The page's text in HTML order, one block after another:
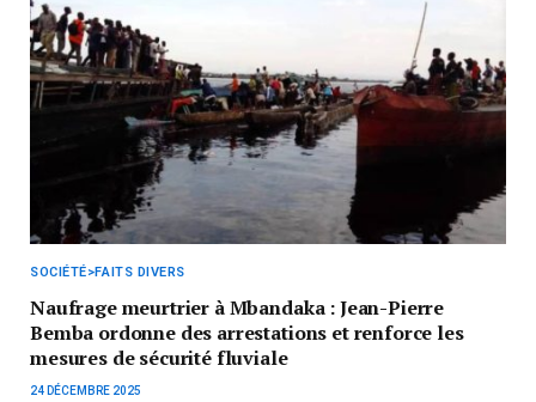
SOCIÉTÉ>FAITS DIVERS
Naufrage meurtrier à Mbandaka : Jean-Pierre
Bemba ordonne des arrestations et renforce les
mesures de sécurité fluviale
24 DÉCEMBRE 2025